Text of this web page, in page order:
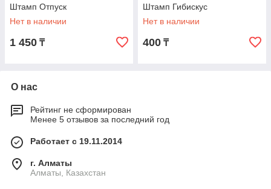
Штамп Отпуск
Нет в наличии
1 450 ₸
Штамп Гибискус
Нет в наличии
400 ₸
О нас
Рейтинг не сформирован
Менее 5 отзывов за последний год
Работает с 19.11.2014
г. Алматы
Алматы, Казахстан